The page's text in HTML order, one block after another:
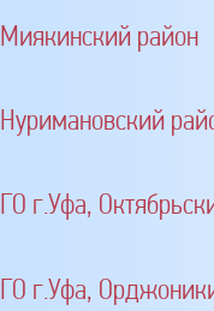
Миякинский район
Нуримановский
ГО г.Уфа,
ГО г.Уфа,